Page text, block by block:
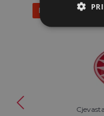
Popust 14%